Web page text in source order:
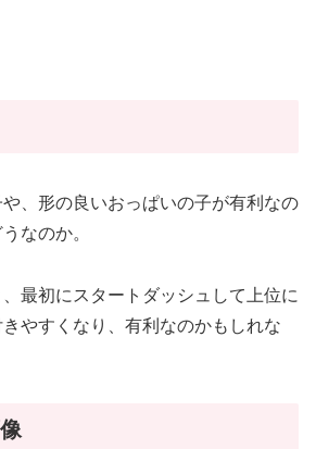
、形の良いおっぱいの子が有利なの
なのか。
最初にスタートダッシュして上位に
やすくなり、有利なのかもしれな